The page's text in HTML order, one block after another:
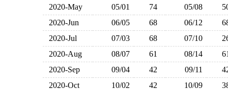
2020-May
05/01 74 05/08
2020-Jun
06/05 68 06/12
2020-Jul
07/03 68 07/10
2020-Aug
08/07 61 08/14
2020-Sep
09/04 42 09/11
2020-Oct
10/02 42 10/09